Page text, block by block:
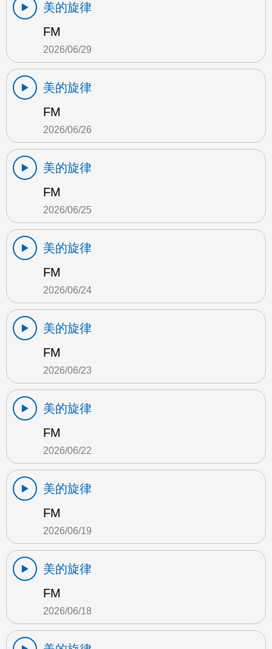
美的旋律
FM
2026/06/29
美的旋律
FM
2026/06/26
美的旋律
FM
2026/06/25
美的旋律
FM
2026/06/24
美的旋律
FM
2026/06/23
美的旋律
FM
2026/06/22
美的旋律
FM
2026/06/19
美的旋律
FM
2026/06/18